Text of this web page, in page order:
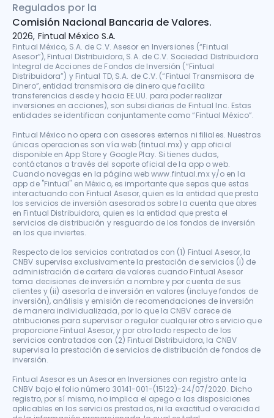
Regulados por la
Comisión Nacional Bancaria de Valores.
2026, Fintual México S.A.
Fintual México, S.A. de C.V. Asesor en Inversiones (“Fintual
Asesor”), Fintual Distribuidora, S.A. de C.V. Sociedad Distribuidora
Integral de Acciones de Fondos de Inversión (“Fintual
Distribuidora”) y Fintual TD, S.A. de C.V. (“Fintual Transmisora de
Dinero”, entidad transmisora de dinero que facilita
transferencias desde y hacia EE.UU. para poder realizar
inversiones en acciones), son subsidiarias de Fintual Inc. Estas
entidades se identifican conjuntamente como “Fintual México”.
Fintual México no opera con asesores externos ni filiales. Nuestras
únicas operaciones son vía web (fintual.mx) y app oficial
disponible en App Store y Google Play. Si tienes dudas,
contáctanos a través del soporte oficial de la app o web.
Cuando navegas en la página web www.fintual.mx y/o en la
app de "Fintual" en México, es importante que sepas que estas
interactuando con Fintual Asesor, quien es la entidad que presta
los servicios de inversión asesorados sobre la cuenta que abres
en Fintual Distribuidora, quien es la entidad que presta el
servicios de distribución y resguardo de los fondos de inversión
en los que inviertes.
Respecto de los servicios contratados con (1) Fintual Asesor, la
CNBV supervisa exclusivamente la prestación de servicios (i) de
administración de cartera de valores cuando Fintual Asesor
toma decisiones de inversión a nombre y por cuenta de sus
clientes y (ii) asesoría de inversión en valores (incluye fondos de
inversión), análisis y emisión de recomendaciones de inversión
de manera individualizada, por lo que la CNBV carece de
atribuciones para supervisar o regular cualquier otro servicio que
proporcione Fintual Asesor, y por otro lado respecto de los
servicios contratados con (2) Fintual Distribuidora, la CNBV
supervisa la prestación de servicios de distribución de fondos de
inversión.
Fintual Asesor es un Asesor en Inversiones con registro ante la
CNBV bajo el folio número 30141-001-(15122)-24/07/2020. Dicho
registro, por sí mismo, no implica el apego a las disposiciones
aplicables en los servicios prestados, ni la exactitud o veracidad